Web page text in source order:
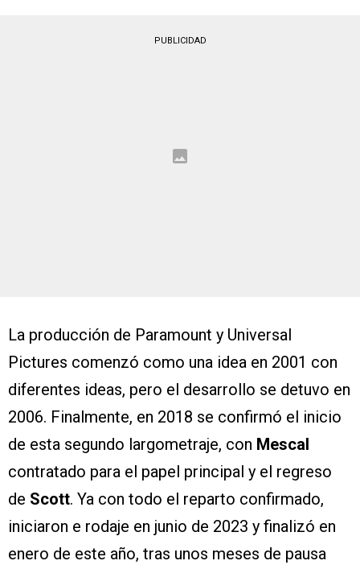
PUBLICIDAD
La producción de Paramount y Universal
Pictures comenzó como una idea en 2001 con
diferentes ideas, pero el desarrollo se detuvo en
2006. Finalmente, en 2018 se confirmó el inicio
de esta segundo largometraje, con Mescal
contratado para el papel principal y el regreso
de Scott. Ya con todo el reparto confirmado,
iniciaron e rodaje en junio de 2023 y finalizó en
enero de este año, tras unos meses de pausa